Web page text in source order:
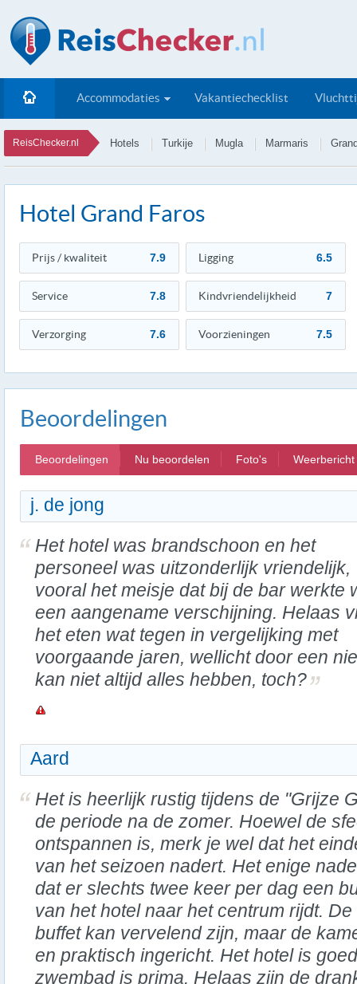
Accommodaties Vakantiechecklist
ReisChecker.nl Hotels Turkije Mugla Marmaris
Hotel Grand Faros
Prijs / kwaliteit 7.9 Ligging 6.5
Service 7.8 Kindvriendelijkheid 7
Verzorging 7.6 Voorzieningen 7.5
Beoordelingen
Beoordelingen Nu beoordelen Foto's Weerbericht
j. de jong
Het hotel was brandschoon en het
personeel was uitzonderlijk vriendelijk,
vooral het meisje dat bij de bar werkte
een aangename verschijning. Helaas
het eten wat tegen in vergelijking met
voorgaande jaren, wellicht door een
kan niet altijd alles hebben, toch?
Aard
Het is heerlijk rustig tijdens de "Grijze
de periode na de zomer. Hoewel de
ontspannen is, merk je wel dat het
van het seizoen nadert. Het enige
dat er slechts twee keer per dag een
van het hotel naar het centrum rijdt.
buffet kan vervelend zijn, maar de
en praktisch ingericht. Het hotel is
zwembad is prima. Helaas zijn de